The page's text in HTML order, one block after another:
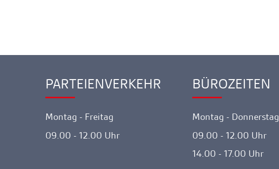
Ankerlink
PARTEIENVERKEHR
Montag - Freitag
09.00 - 12.00 Uhr
Ankerlink
BÜROZEITEN
Montag - Donnerstag
09.00 - 12.00 Uhr
14.00 - 17.00 Uhr